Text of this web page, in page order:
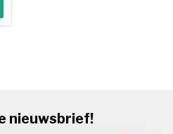
nieuwsbrief!